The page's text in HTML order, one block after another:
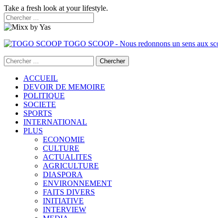
Take a fresh look at your lifestyle.
TOGO SCOOP - Nous redonnons un sens aux
ACCUEIL
DEVOIR DE MEMOIRE
POLITIQUE
SOCIETE
SPORTS
INTERNATIONAL
PLUS
ECONOMIE
CULTURE
ACTUALITES
AGRICULTURE
DIASPORA
ENVIRONNEMENT
FAITS DIVERS
INITIATIVE
INTERVIEW